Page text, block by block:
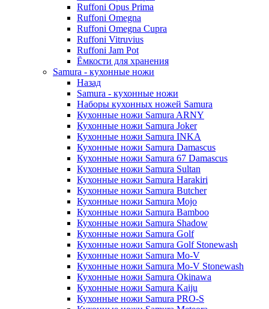
Ruffoni Opus Prima
Ruffoni Omegna
Ruffoni Omegna Cupra
Ruffoni Vitruvius
Ruffoni Jam Pot
Ёмкости для хранения
Samura - кухонные ножи
Назад
Samura - кухонные ножи
Наборы кухонных ножей Samura
Кухонные ножи Samura ARNY
Кухонные ножи Samura Joker
Кухонные ножи Samura INKA
Кухонные ножи Samura Damascus
Кухонные ножи Samura 67 Damascus
Кухонные ножи Samura Sultan
Кухонные ножи Samura Harakiri
Кухонные ножи Samura Butcher
Кухонные ножи Samura Mojo
Кухонные ножи Samura Bamboo
Кухонные ножи Samura Shadow
Кухонные ножи Samura Golf
Кухонные ножи Samura Golf Stonewash
Кухонные ножи Samura Mo-V
Кухонные ножи Samura Mo-V Stonewash
Кухонные ножи Samura Okinawa
Кухонные ножи Samura Kaiju
Кухонные ножи Samura PRO-S